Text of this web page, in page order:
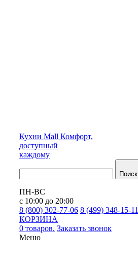
Кухни Mall Комфорт,
доступный
каждому
Поиск
ПН-ВС
с 10:00 до 20:00
8 (800) 302-77-06 8 (499) 348-15-11
КОРЗИНА
0 товаров. Заказать звонок
Меню